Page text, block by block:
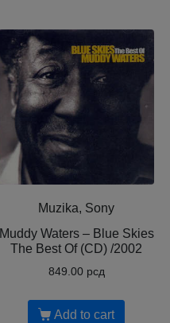
Muzika, Sony
Muddy Waters – Blue Skies
The Best Of (CD) /2002
849.00 рсд
Add to cart